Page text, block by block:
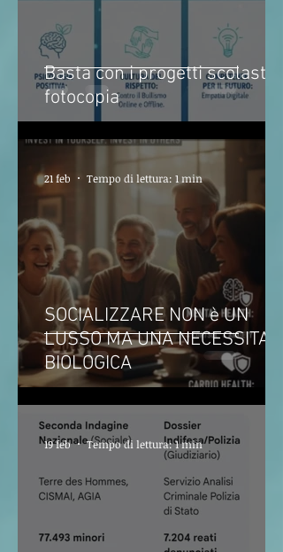
Basta con i progetti scolastici
fotocopia
SOCIALIZZARE NON è UN
LUSSO MA UNA NECESSITA'
BIOLOGICA
21 feb Tempo di lettura: 1 min
19 feb Tempo di lettura: 1 min